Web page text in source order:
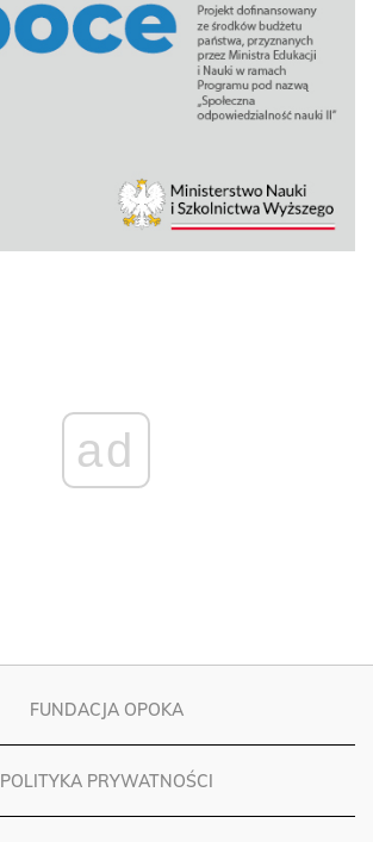
ad
FUNDACJA OPOKA
POLITYKA PRYWATNOŚCI